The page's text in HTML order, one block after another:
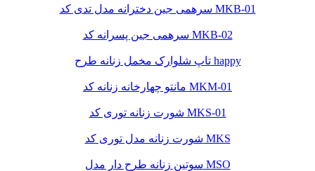
سرهمی جین دخترانه مدل تدی کد MKB-01
سرهمی جین پسرانه کد MKB-02
تاپ شلوارک مخمل زنانه طرح happy
مانتو چهارخانه زنانه کد MKM-01
شورت زنانه توری کد MKS-01
شورت زنانه مدل توری کد MKS
سوتین زنانه طرح دار مدل MSO